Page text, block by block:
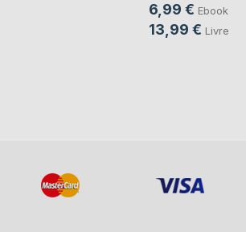
6,99 € Ebook
13,99 € Livre